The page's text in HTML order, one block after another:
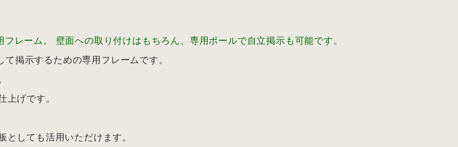
レーム。 壁面への取り付けはもちろん、専用ポールで自立掲示も可能です。
掲示するための専用フレームです。
げです。
しても活用いただけます。